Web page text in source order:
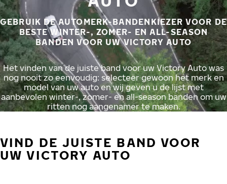
GEBRUIK DE AUTOMERK-BANDENKIEZER VOOR DE
BESTE WINTER-, ZOMER- EN ALL-SEASON
BANDEN VOOR UW VICTORY AUTO
Het vinden van de juiste band voor uw Victory Auto was
nog nooit zo eenvoudig: selecteer gewoon het merk en
model van uw auto en wij geven u de lijst met
aanbevolen winter-, zomer- en all-season banden om uw
ritten nog aangenamer te maken.
VIND DE JUISTE BAND VOOR
UW VICTORY AUTO